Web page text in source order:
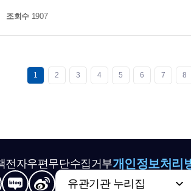
조회수 1907
1 2 3 4 5 6 7 8
전자우편무단수집거부개인정보처리
유관기관 누리집